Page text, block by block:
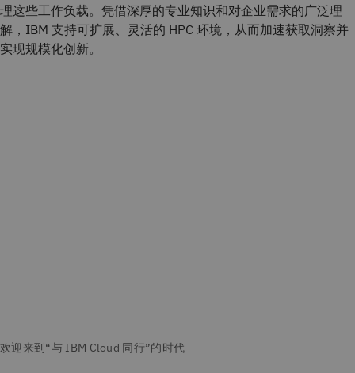
理这些工作负载。凭借深厚的专业知识和对企业需求的广泛理
解，IBM 支持可扩展、灵活的 HPC 环境，从而加速获取洞察并
实现规模化创新。